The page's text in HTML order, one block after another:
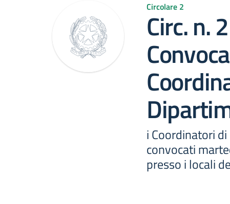
Circolare 2
Circ. n.
i Coordinatori
convocati
presso i locali